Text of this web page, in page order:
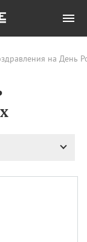
на День
Все
жертв
Bear Day)